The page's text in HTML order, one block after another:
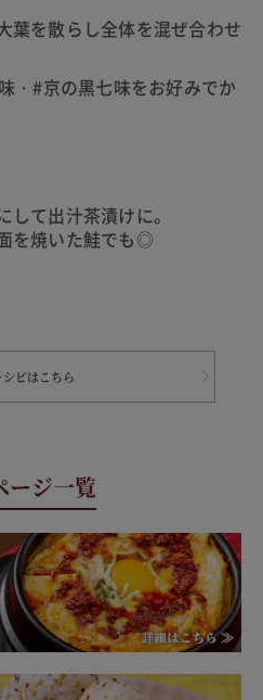
葉を散らし全体を混ぜ合わせ
・#京の黒七味をお好みでか
して出汁茶漬けに。
を焼いた鮭でも◎
シピはこちら
ージ一覧